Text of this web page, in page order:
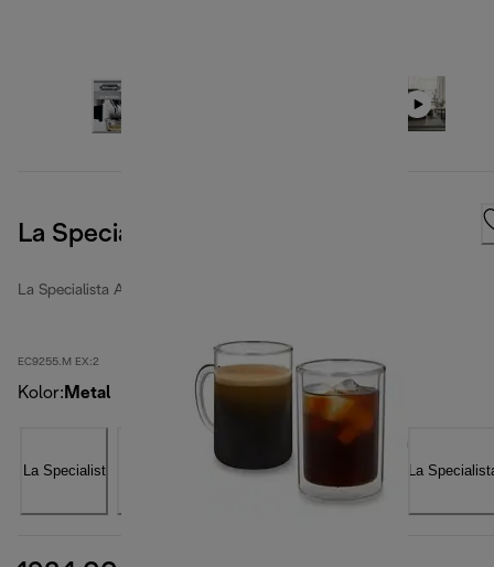
La Specialista Arte Evo, Metal
La Specialista Arte
EC9255.M EX:2
Kolor: Metal